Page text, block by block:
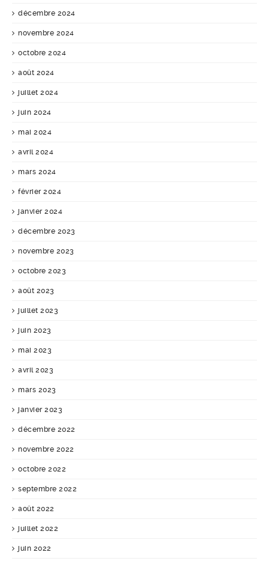
décembre 2024
novembre 2024
octobre 2024
août 2024
juillet 2024
juin 2024
mai 2024
avril 2024
mars 2024
février 2024
janvier 2024
décembre 2023
novembre 2023
octobre 2023
août 2023
juillet 2023
juin 2023
mai 2023
avril 2023
mars 2023
janvier 2023
décembre 2022
novembre 2022
octobre 2022
septembre 2022
août 2022
juillet 2022
juin 2022